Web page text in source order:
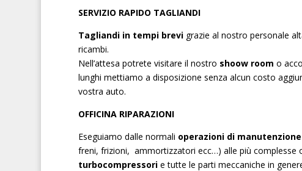
SERVIZIO RAPIDO TAGLIANDI
Tagliandi in tempi brevigrazie al nostro personale
ricambi.
Nell’attesa potrete visitare il nostro shoow room o
lunghi mettiamo a disposizione senza alcun costo
vostra auto.
OFFICINA RIPARAZIONI
Eseguiamo dalle normali operazioni di manutenzione
freni, frizioni, ammortizzatori ecc…) alle più complesse
turbocompressorie tutte le parti meccaniche in